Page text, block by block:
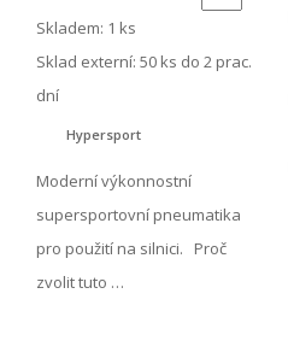
Skladem: 1 ks
Sklad externí: 50 ks do 2 prac.
dní
Hypersport
Moderní výkonnostní
supersportovní pneumatika
pro použití na silnici. Proč
zvolit tuto …